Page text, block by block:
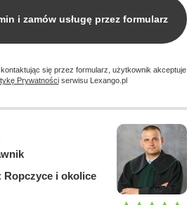
i zamów usługę przez formularz
się przez formularz, użytkownik akceptuje
Prywatnościserwisu Lexango.pl
Ropczyce i okolice